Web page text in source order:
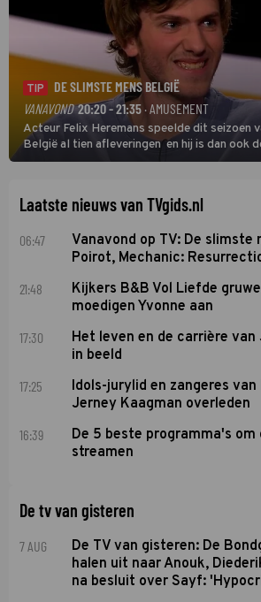
TIP
DE SLIMSTE MENS BELGIË
VANAVOND 20:20 - 21:35· AMUSEMENT
Acteur Felix Heremans speelde dit seizoen
België al tien afleveringen en hij is dan ook
deze seizoensfinale. En er is Nederlandse
Laatste nieuws van TVgids.nl
06:47
Vanavond op TV: De slimste
Poirot, Mechanic:
21:48
Kijkers B&B Vol Liefde
moedigen Yvonne aan
17:30
Het leven en de carrière van
in beeld
17:25
Idols-jurylid en zangeres van
Jerney Kaagman overleden
16:39
De 5 beste programma's om
streamen
De tv van gisteren
7 AUG
De TV van gisteren: De
halen uit naar Anouk,
na besluit over Sayf: